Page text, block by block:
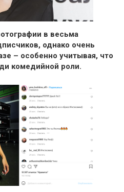
в весьма
однако очень
– особенно учитывая, что
комедийной роли.